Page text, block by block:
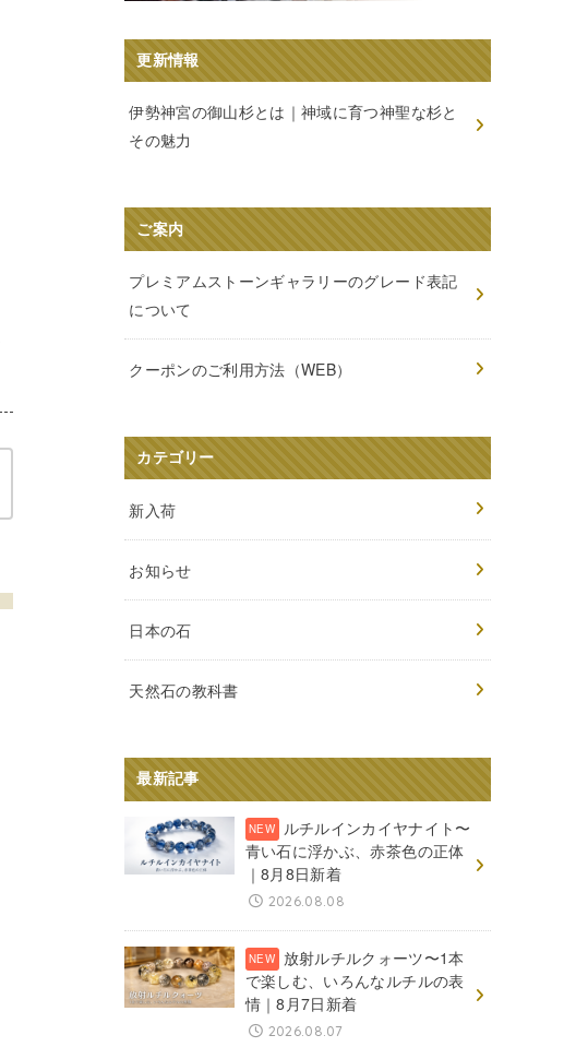
更新情報
伊勢神宮の御山杉とは｜神域に育つ神聖な杉と
その魅力
ご案内
プレミアムストーンギャラリーのグレード表記
について
クーポンのご利用方法（WEB）
カテゴリー
新入荷
お知らせ
日本の石
天然石の教科書
最新記事
ルチルインカイヤナイト〜
青い石に浮かぶ、赤茶色の正体
｜8月8日新着
2026.08.08
放射ルチルクォーツ〜1本
で楽しむ、いろんなルチルの表
情｜8月7日新着
2026.08.07